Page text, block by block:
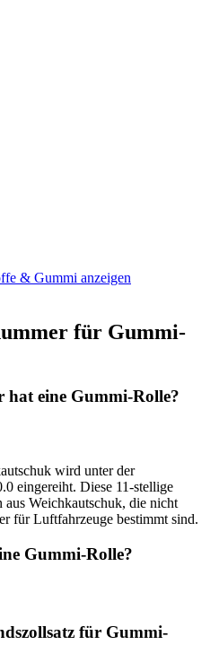
& Gummi anzeigen
für Gummi-
eine Gummi-Rolle?
wird unter der
eingereiht. Diese 11-stellige
aus Weichkautschuk, die nicht
für Luftfahrzeuge bestimmt sind.
Gummi-Rolle?
für Gummi-